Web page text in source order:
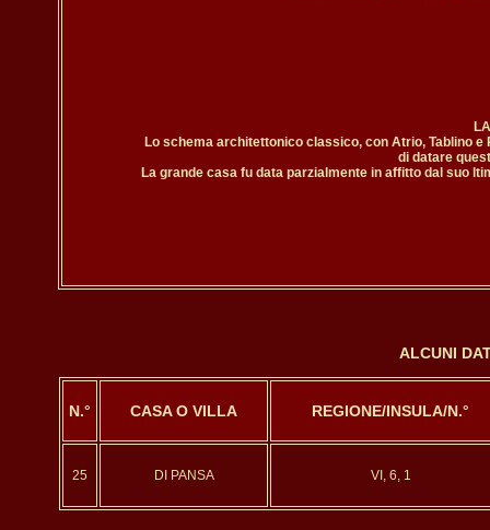
Lo schema architettonico classico, con Atrio, Tablino
di datare
La grande casa fu data parzialmente in affitto dal suo
ALCUNI
N.° CASA O VILLA REGIONE/INSULA/N.°
25 DI PANSA VI, 6, 1